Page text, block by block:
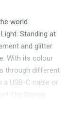
world
Standing at
and glitter
With its colour
through different
a USB-C cable or
The Disney
your home.